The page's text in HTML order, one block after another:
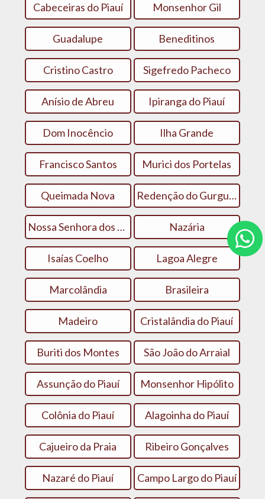
Cabeceiras do Piauí Monsenhor Gil
Guadalupe Beneditinos
Cristino Castro Sigefredo Pacheco
Anísio de Abreu Ipiranga do Piauí
Dom Inocêncio Ilha Grande
Francisco Santos Murici dos Portelas
Queimada Nova Redenção do Gurgueia
Nossa Senhora dos Remédios Nazária
Isaías Coelho Lagoa Alegre
Marcolândia Brasileira
Madeiro Cristalândia do Piauí
Buriti dos Montes São João do Arraial
Assunção do Piauí Monsenhor Hipólito
Colônia do Piauí Alagoinha do Piauí
Cajueiro da Praia Ribeiro Gonçalves
Nazaré do Piauí Campo Largo do Piauí